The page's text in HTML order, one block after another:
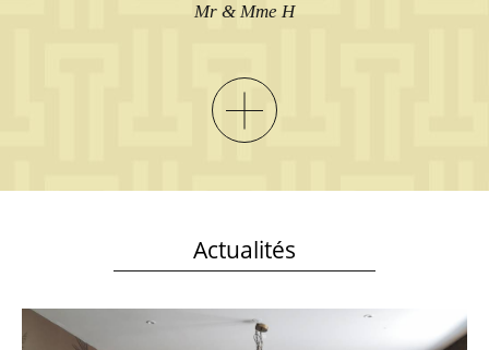
Mr & Mme H
Actualités